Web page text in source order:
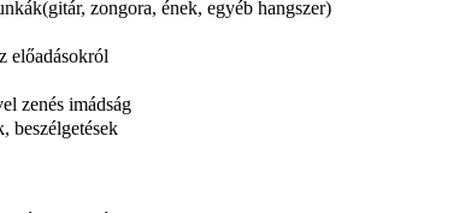
zongora, ének, egyéb hangszer)
előadásokról
zenés imádság
beszélgetések